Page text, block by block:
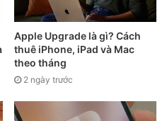
hệ thống Samsung từng
thể chỉ là phiên bản “nhập
được hai mức khẩu độ. Nếu
18 Pro gần 8 năm sau,
triển khai hoàn thiện hơn,
Apple Upgrade là gì? Cách
thuê iPhone, iPad và Mac
theo tháng
2 ngày trước